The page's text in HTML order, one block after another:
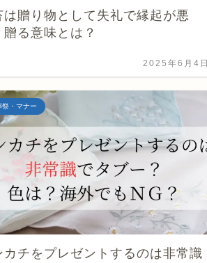
は贈り物として失礼で縁起が悪
贈る意味とは？
2025年6月4
祭・マナー
カチをプレゼントするのは非常識